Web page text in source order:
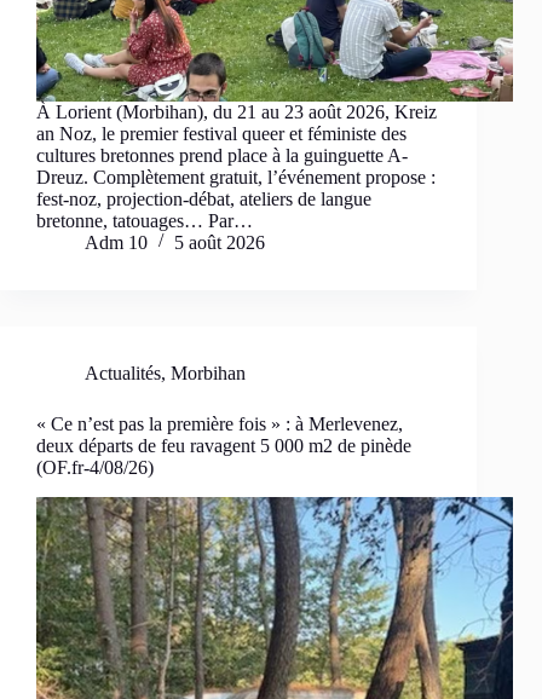
À Lorient (Morbihan), du 21 au 23 août 2026, Kreiz
an Noz, le premier festival queer et féministe des
cultures bretonnes prend place à la guinguette A-
Dreuz. Complètement gratuit, l’événement propose :
fest-noz, projection-débat, ateliers de langue
bretonne, tatouages… Par…
Adm 10
5 août 2026
Actualités, Morbihan
« Ce n’est pas la première fois » : à Merlevenez,
deux départs de feu ravagent 5 000 m2 de pinède
(OF.fr-4/08/26)